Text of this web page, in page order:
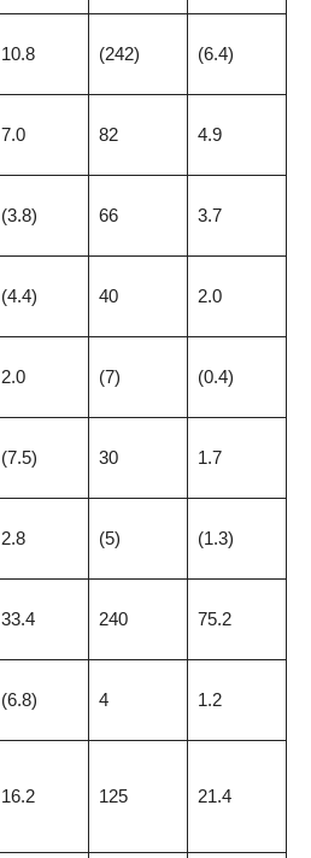
10.8 (242) (6.4)
7.0 82 4.9
(3.8) 66 3.7
(4.4) 40 2.0
2.0 (7) (0.4)
(7.5) 30 1.7
2.8 (5) (1.3)
33.4 240 75.2
(6.8) 4 1.2
16.2 125 21.4